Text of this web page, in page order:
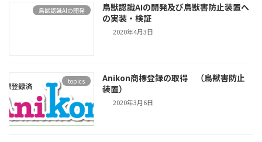
鳥獣認識AIの開発
鳥獣認識AIの開発及び鳥獣害防止装置へ
の実装・検証
2020年4月3日
topics
Anikon商標登録の取得 （鳥獣害防止
装置）
2020年3月6日